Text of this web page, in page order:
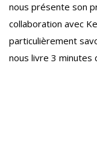
nous présente son
collaboration avec
particulièrement
nous livre 3 minutes